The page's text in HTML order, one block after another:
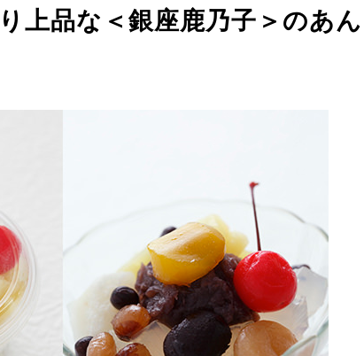
上品な＜銀座鹿乃子＞のあん